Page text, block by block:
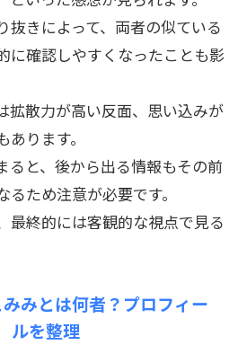
抜きによって、両者の似ている
に確認しやすくなったことも影
拡散力が高い反面、思い込みが
ります。
ると、後から出る情報もその前
ため注意が必要です。
最終的には客観的な視点で見る
みとは何者？プロフィー
ルを整理